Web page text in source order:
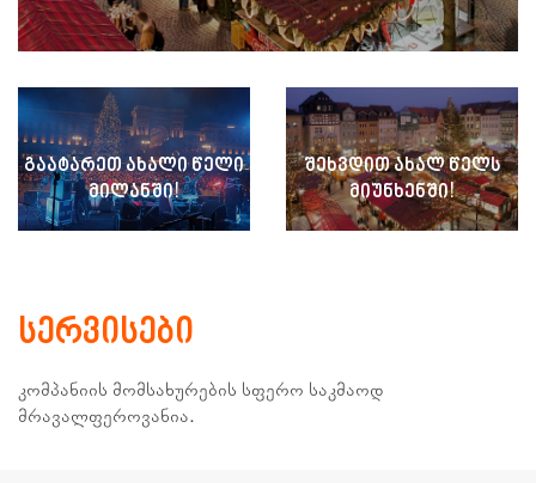
ᲒᲐᲐᲢᲐᲠᲔᲗ ᲐᲮᲐᲚᲘ ᲬᲔᲚᲘ
ᲛᲘᲚᲐᲜᲨᲘ!
ᲨᲔᲮᲕᲓᲘᲗ ᲐᲮᲐᲚ ᲬᲔᲚᲡ
ᲛᲘᲣᲜᲮᲔᲜᲨᲘ!
ᲡᲔᲠᲕᲘᲡᲔᲑᲘ
კომპანიის მომსახურების სფერო საკმაოდ
მრავალფეროვანია.